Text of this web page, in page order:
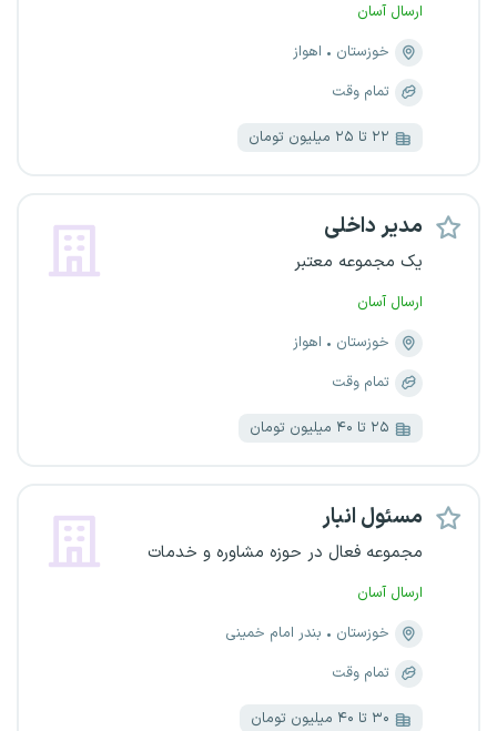
ارسال آسان
خوزستان
اهواز
تمام وقت
۲۲ تا ۲۵ میلیون تومان
مدیر داخلی
یک مجموعه معتبر
ارسال آسان
خوزستان
اهواز
تمام وقت
۲۵ تا ۴۰ میلیون تومان
مسئول انبار
مجموعه فعال در حوزه مشاوره و خدمات
ارسال آسان
خوزستان
بندر امام خمینی
تمام وقت
۳۰ تا ۴۰ میلیون تومان